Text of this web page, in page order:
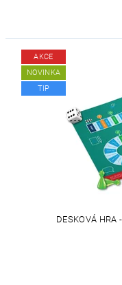
AKCE
NOVINKA
TIP
DESKOVÁ HRA